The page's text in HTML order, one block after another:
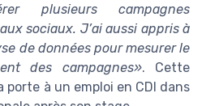
plusieurs campagnes
sociaux. J’ai aussi appris à
de données pour mesurer le
des campagnes». Cette
à un emploi en CDI dans